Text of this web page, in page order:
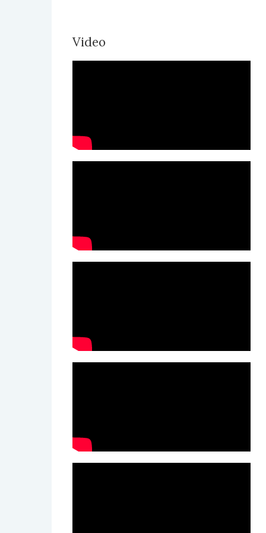
Video